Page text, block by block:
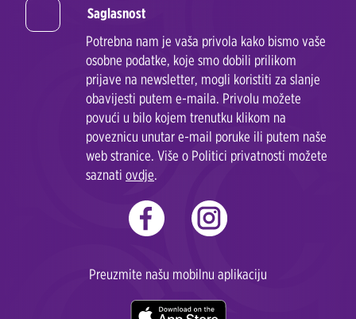
Saglasnost
Potrebna nam je vaša privola kako bismo vaše
osobne podatke, koje smo dobili prilikom
prijave na newsletter, mogli koristiti za slanje
obavijesti putem e-maila. Privolu možete
povući u bilo kojem trenutku klikom na
poveznicu unutar e-mail poruke ili putem naše
web stranice. Više o Politici privatnosti možete
saznati ovdje.
Preuzmite našu mobilnu aplikaciju